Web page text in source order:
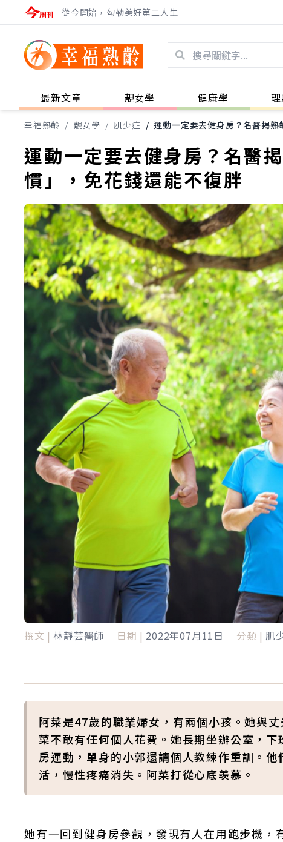
從今開始，勾勒美好第二人生
最新文章 靚女學 健康學
幸福熟齡 / 靚女學 / 肌少症 / 運動一定要去健身房？名醫揭
運動一定要去健身房？名醫
慣」，免花錢還能不復胖
撰文 | 林靜芸醫師 日期 | 2022年07月11日 分類 | 肌
阿菜是47歲的職業婦女，有兩個小孩。她與
菜不敢有任何個人花費。她長期坐辦公室，
房運動，單身的小郭還請個人教練作重訓。
活，慢性疼痛消失。阿菜打從心底羡慕。
她有一回到健身房參觀，發現有人在用跑步機